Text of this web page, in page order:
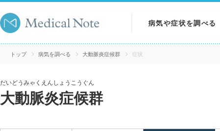
病気や症状を調べる
病気を調べる
トップ 病気を調べる 大動脈炎症候群 症状
だいどうみゃくえんしょうこうぐん
大動脈炎症候群